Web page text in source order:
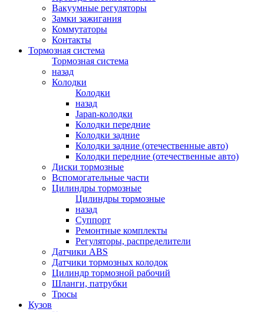
Вакуумные регуляторы
Замки зажигания
Коммутаторы
Контакты
Тормозная система
Тормозная система
назад
Колодки
Колодки
назад
Japan-колодки
Колодки передние
Колодки задние
Колодки задние (отечественные авто)
Колодки передние (отечественные авто)
Диски тормозные
Вспомогательные части
Цилиндры тормозные
Цилиндры тормозные
назад
Суппорт
Ремонтные комплекты
Регуляторы, распределители
Датчики ABS
Датчики тормозных колодок
Цилиндр тормозной рабочий
Шланги, патрубки
Тросы
Кузов